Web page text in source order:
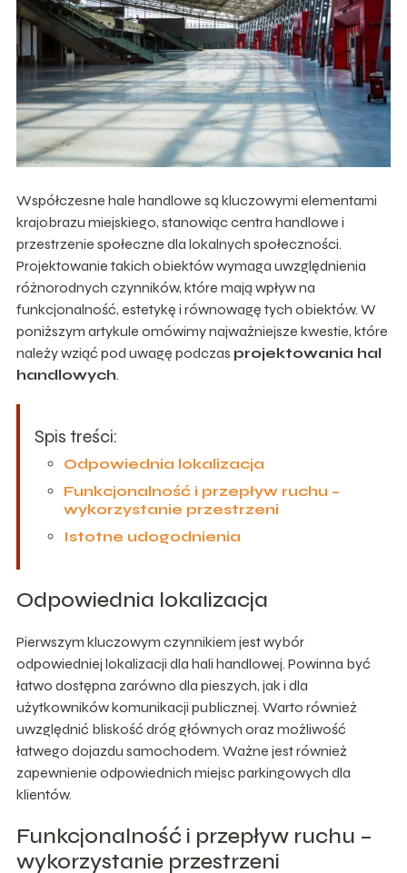
Współczesne hale handlowe są kluczowymi elementami
krajobrazu miejskiego, stanowiąc centra handlowe i
przestrzenie społeczne dla lokalnych społeczności.
Projektowanie takich obiektów wymaga uwzględnienia
różnorodnych czynników, które mają wpływ na
funkcjonalność, estetykę i równowagę tych obiektów. W
poniższym artykule omówimy najważniejsze kwestie, które
należy wziąć pod uwagę podczas projektowania hal
handlowych.
Spis treści:
Odpowiednia lokalizacja
Funkcjonalność i przepływ ruchu –
wykorzystanie przestrzeni
Istotne udogodnienia
Odpowiednia lokalizacja
Pierwszym kluczowym czynnikiem jest wybór
odpowiedniej lokalizacji dla hali handlowej. Powinna być
łatwo dostępna zarówno dla pieszych, jak i dla
użytkowników komunikacji publicznej. Warto również
uwzględnić bliskość dróg głównych oraz możliwość
łatwego dojazdu samochodem. Ważne jest również
zapewnienie odpowiednich miejsc parkingowych dla
klientów.
Funkcjonalność i przepływ ruchu –
wykorzystanie przestrzeni